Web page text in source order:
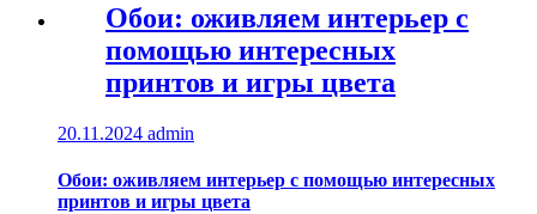
Обои: оживляем интерьер с
помощью интересных
принтов и игры цвета
20.11.2024 admin
Обои: оживляем интерьер с помощью интересных
принтов и игры цвета